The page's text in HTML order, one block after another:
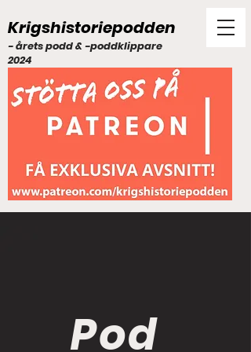
Krigshistoriepodden
- årets podd & -poddklippare
2024
Pod